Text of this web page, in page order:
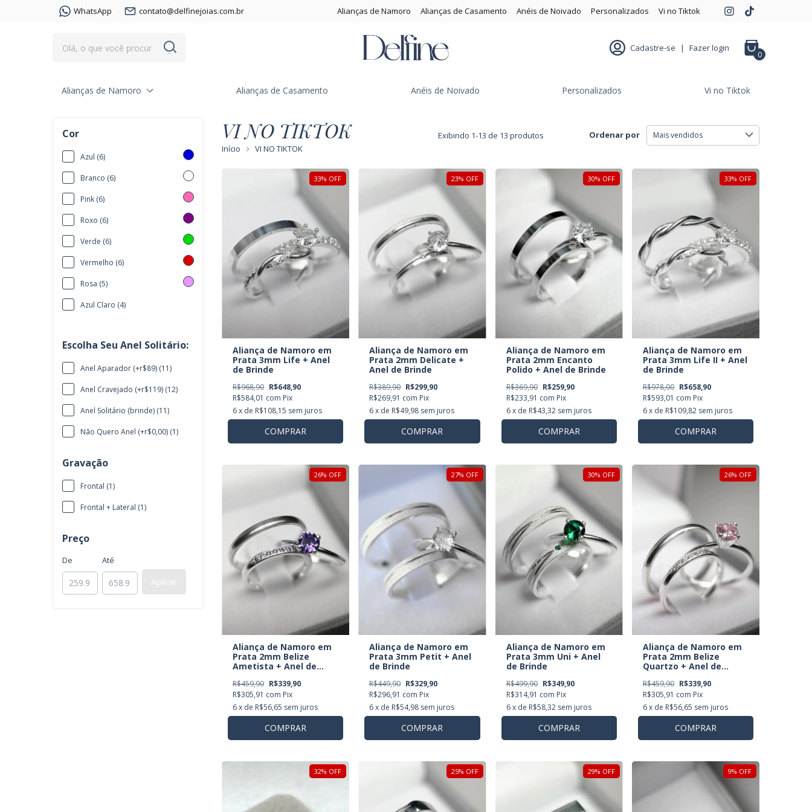
WhatsApp contato@delfinejoias.com.br Alianças de Namoro Alianças de Casamento Anéis de Noivado Personalizados Vi no Tiktok
Cadastre-se | Fazer login
0
Alianças de Namoro Alianças de Casamento Anéis de Noivado Personalizados Vi no Tiktok
Cor
Azul (6)
Branco (6)
Pink (6)
Roxo (6)
Verde (6)
Vermelho (6)
Rosa (5)
Azul Claro (4)
Escolha Seu Anel Solitário:
Anel Aparador (+r$89) (11)
Anel Cravejado (+r$119) (12)
Anel Solitário (brinde) (11)
Não Quero Anel (+r$0,00) (1)
Gravação
Frontal (1)
Frontal + Lateral (1)
Preço
De Até
Aplicar
VI NO TIKTOK
Início VI NO TIKTOK
Exibindo 1-13 de 13 produtos Ordenar por
33% OFF
Aliança de Namoro em
Prata 3mm Life + Anel
de Brinde
R$968,90 R$648,90
R$584,01 com Pix
6x de R$108,15 sem juros
COMPRAR
23% OFF
Aliança de Namoro em
Prata 2mm Delicate +
Anel de Brinde
R$389,90 R$299,90
R$269,91 com Pix
6x de R$49,98 sem juros
COMPRAR
30% OFF
Aliança de Namoro em
Prata 2mm Encanto
Polido + Anel de Brinde
R$369,90 R$259,90
R$233,91 com Pix
6 x de R$43,32 sem juros
COMPRAR
33% OFF
Aliança de Namoro em
Prata 3mm Life II + Anel
de Brinde
R$978,00 R$658,90
R$593,01 com Pix
6x de R$109,82 sem juros
COMPRAR
26% OFF
Aliança de Namoro em
Prata 2mm Belize
Ametista + Anel de
R$459,90 R$339,90
R$305,91 com Pix
6x de R$56,65 sem juros
COMPRAR
27% OFF
Aliança de Namoro em
Prata 3mm Petit + Anel
de Brinde
R$449,90 R$329,90
R$296,91 com Pix
6x de R$54,98 sem juros
COMPRAR
30% OFF
Aliança de Namoro em
Prata 3mm Uni + Anel
de Brinde
R$499,90 R$349,90
R$314,91 com Pix
6 x de R$58,32 sem juros
COMPRAR
26% OFF
Aliança de Namoro em
Prata 2mm Belize
Quartzo + Anel de
R$459,90 R$339,90
R$305,91 com Pix
6x de R$56,65 sem juros
COMPRAR
32% OFF 25% OFF 29% OFF 9% OFF